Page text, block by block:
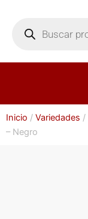
productos
Inicio / Variedades /
– Negro